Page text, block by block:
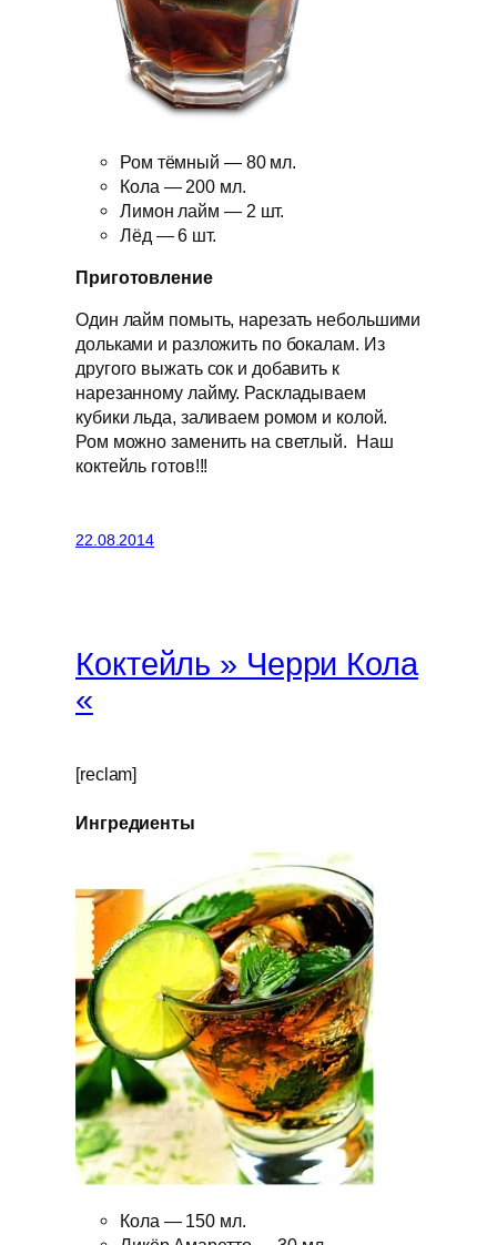
Ром тёмный — 80 мл.
Кола — 200 мл.
Лимон лайм — 2 шт.
Лёд — 6 шт.
Приготовление
Один лайм помыть, нарезать небольшими
дольками и разложить по бокалам. Из
другого выжать сок и добавить к
нарезанному лайму. Раскладываем
кубики льда, заливаем ромом и колой.
Ром можно заменить на светлый. Наш
коктейль готов!!!
22.08.2014
Коктейль » Черри Кола
«
[reclam]
Ингредиенты
Кола — 150 мл.